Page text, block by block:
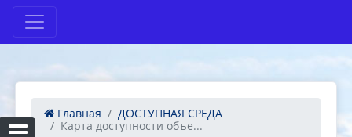
Главная
ДОСТУПНАЯ СРЕДА
Карта доступности объе...